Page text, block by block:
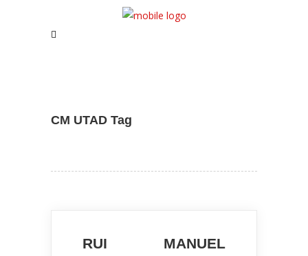
CM UTAD Tag
RUI MANUEL